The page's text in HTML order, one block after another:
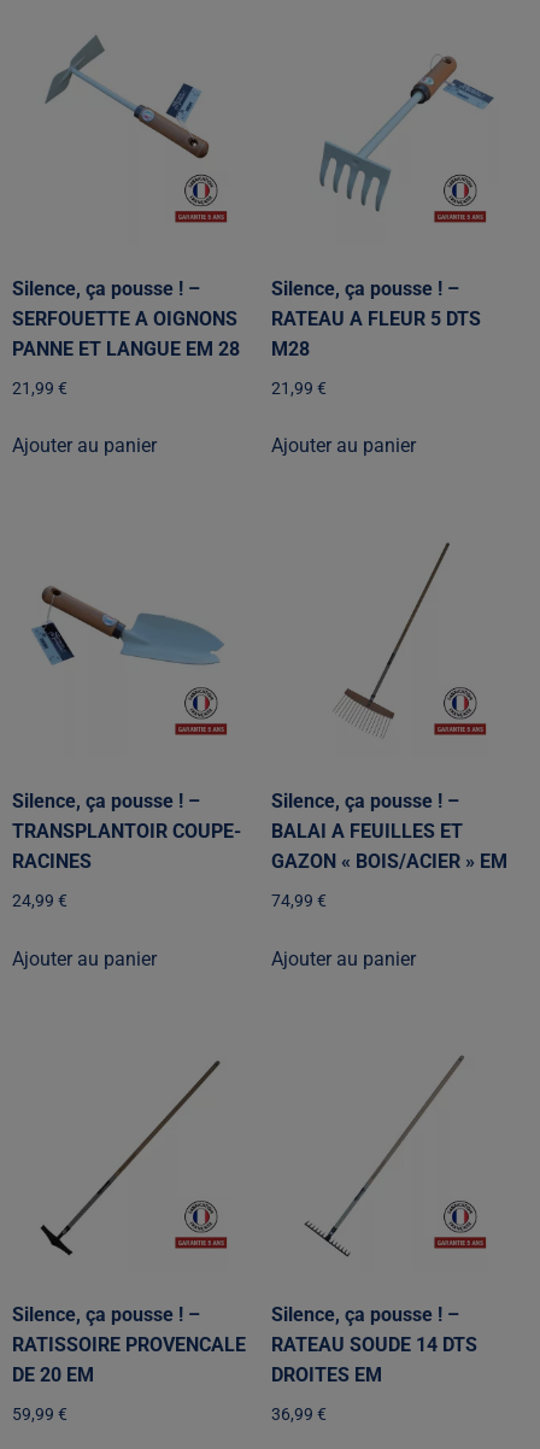
Silence, ça pousse ! –
SERFOUETTE A OIGNONS
PANNE ET LANGUE EM 28
21,99 €
Ajouter au panier
Silence, ça pousse ! –
RATEAU A FLEUR 5 DTS
M28
21,99 €
Ajouter au panier
Silence, ça pousse ! –
TRANSPLANTOIR COUPE-
RACINES
24,99 €
Ajouter au panier
Silence, ça pousse ! –
BALAI A FEUILLES ET
GAZON « BOIS/ACIER » EM
74,99 €
Ajouter au panier
Silence, ça pousse ! –
RATISSOIRE PROVENCALE
DE 20 EM
59,99 €
Silence, ça pousse ! –
RATEAU SOUDE 14 DTS
DROITES EM
36,99 €